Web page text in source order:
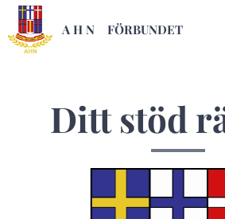
A H N FÖRBUNDET
Ditt stöd